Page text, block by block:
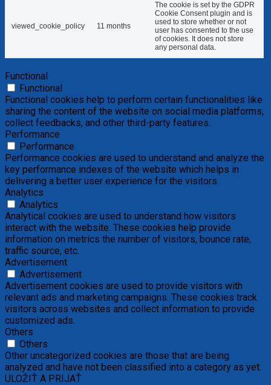
viewed_cookie_policy 11 months
The cookie is set by the GDPR
Cookie Consent plugin and is
used to store whether or not
user has consented to the use
of cookies. It does not store
any personal data.
Functional
Functional
Functional cookies help to perform certain functionalities like
sharing the content of the website on social media platforms,
collect feedbacks, and other third-party features.
Performance
Performance
Performance cookies are used to understand and analyze the
key performance indexes of the website which helps in
delivering a better user experience for the visitors.
Analytics
Analytics
Analytical cookies are used to understand how visitors
interact with the website. These cookies help provide
information on metrics the number of visitors, bounce rate,
traffic source, etc.
Advertisement
Advertisement
Advertisement cookies are used to provide visitors with
relevant ads and marketing campaigns. These cookies track
visitors across websites and collect information to provide
customized ads.
Others
Others
Other uncategorized cookies are those that are being
analyzed and have not been classified into a category as yet.
ULOŽIŤ A PRIJAŤ